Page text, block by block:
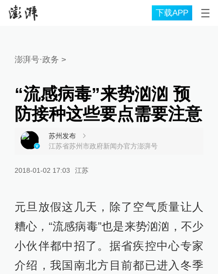
下载APP
澎湃号·政务 >
“流感病毒”来势汹汹 预
防接种这些要点需要注意
苏州发布
江苏省苏州市政府新闻办官方澎湃号
2018-01-02 17:03 江苏
元旦放假这几天，除了空气质量让人
糟心，“流感病毒”也是来势汹汹，不少
小伙伴都中招了。据省疾控中心专家
介绍，我国南北方目前都已进入冬季